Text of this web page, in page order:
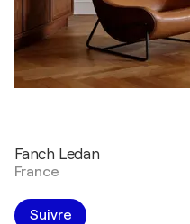
Fanch Ledan
France
Suivre